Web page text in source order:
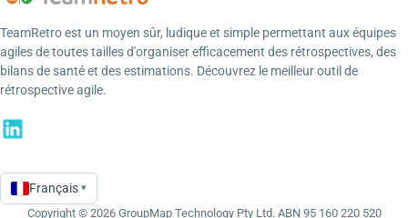
TeamRetro est un moyen sûr, ludique et simple permettant aux équipes
agiles de toutes tailles d'organiser efficacement des rétrospectives, des
bilans de santé et des estimations. Découvrez le meilleur outil de
rétrospective agile.
Language
Français ▾
Copyright © 2026 GroupMap Technology Pty Ltd. ABN 95 160 220 520